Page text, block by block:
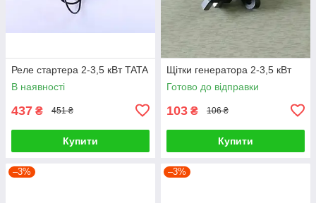
Реле стартера 2-3,5 кВт TATA
В наявності
437 ₴ 451 ₴
Купити
Щітки генератора 2-3,5 кВт
Готово до відправки
103 ₴ 106 ₴
Купити
–3% –3%